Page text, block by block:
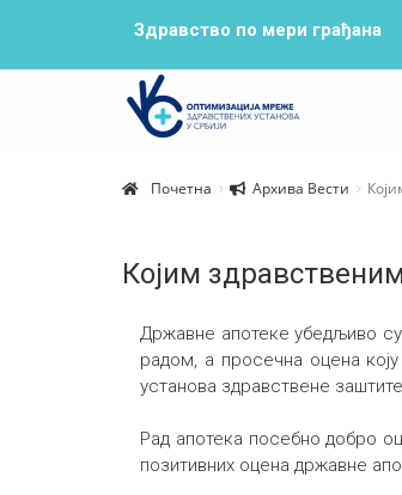
Здравство по мери грађана
Почетна Архива Вести
Којим
Државне апотеке убедљиво
радом, а просечна оцена
установа здравствене
Рад апотека посебно добро
позитивних оцена државне